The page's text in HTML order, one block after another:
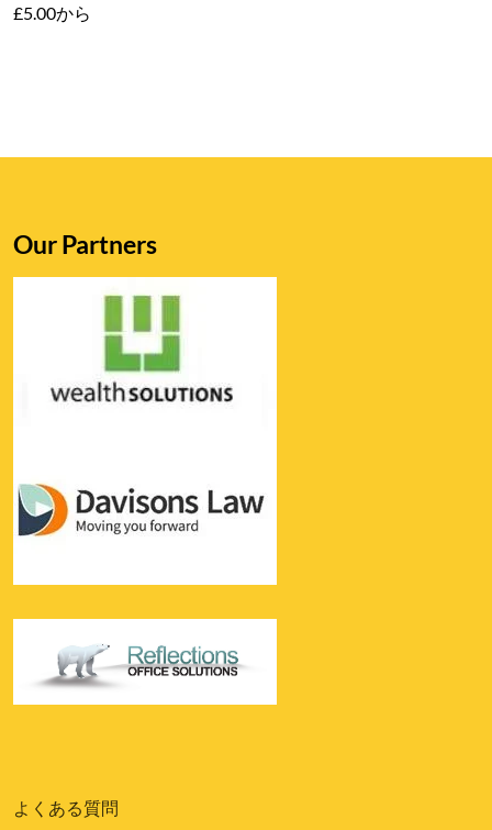
£5.00から
よくある質問
Our Partners